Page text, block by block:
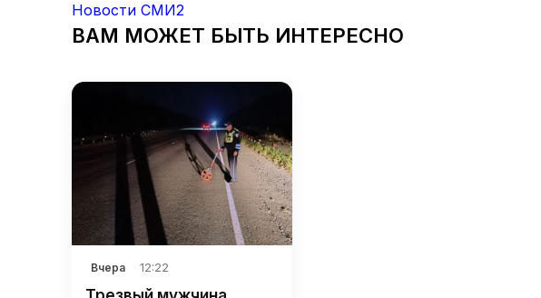
Новости СМИ2
ВАМ МОЖЕТ БЫТЬ ИНТЕРЕСНО
Вчера 12:22